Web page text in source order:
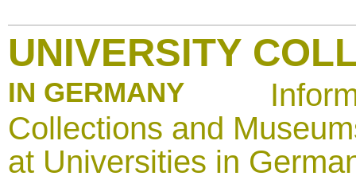
UNIVERSITY
IN GERMANY
Collections and
at Universities in